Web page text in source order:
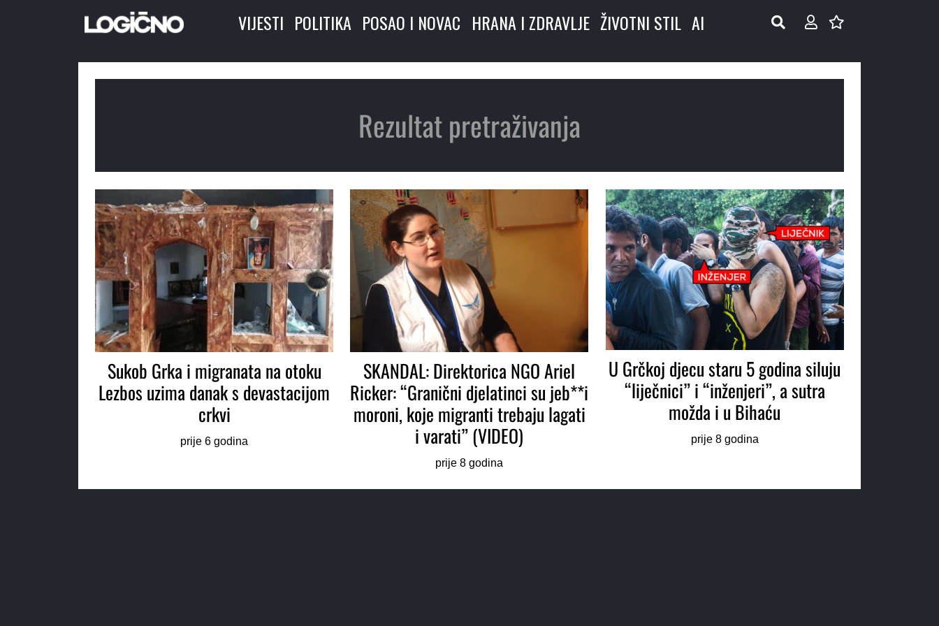
VIJESTI POLITIKA POSAO I NOVAC HRANA I ZDRAVLJE ŽIVOTNI STIL AI
Rezultat pretraživanja
Sukob Grka i migranata na otoku
Lezbos uzima danak s devastacijom
crkvi
prije 6 godina
SKANDAL: Direktorica NGO Ariel
Ricker: “Granični djelatinci su jeb**i
moroni, koje migranti trebaju lagati
i varati” (VIDEO)
prije 8 godina
U Grčkoj djecu staru 5 godina siluju
“liječnici” i “inženjeri”, a sutra
možda i u Bihaću
prije 8 godina